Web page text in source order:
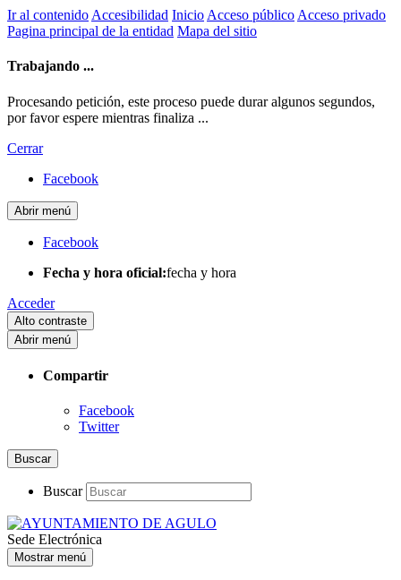
Ir al contenido Accesibilidad Inicio Acceso público Acceso privado
Pagina principal de la entidad Mapa del sitio
Trabajando ...
Procesando petición, este proceso puede durar algunos segundos,
por favor espere mientras finaliza ...
Cerrar
Facebook
Abrir menú
Facebook
Fecha y hora oficial:fecha y hora
Acceder
Alto contraste
Abrir menú
Compartir
Facebook
Twitter
Buscar
Buscar
Sede Electrónica
Mostrar menú